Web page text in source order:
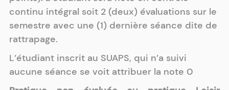
continu intégral soit 2 (deux) évaluations sur le
semestre avec une (1) dernière séance dite de
rattrapage.
L’étudiant inscrit au SUAPS, qui n’a suivi
aucune séance se voit attribuer la note 0